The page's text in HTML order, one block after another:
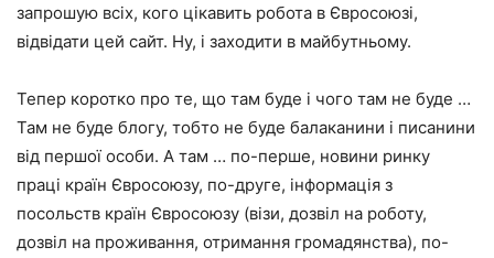
запрошую всіх, кого цікавить робота в Євросоюзі,
відвідати цей сайт. Ну, і заходити в майбутньому.
Тепер коротко про те, що там буде і чого там не буде …
Там не буде блогу, тобто не буде балаканини і писанини
від першої особи. А там … по-перше, новини ринку
праці країн Євросоюзу, по-друге, інформація з
посольств країн Євросоюзу (візи, дозвіл на роботу,
дозвіл на проживання, отримання громадянства), по-